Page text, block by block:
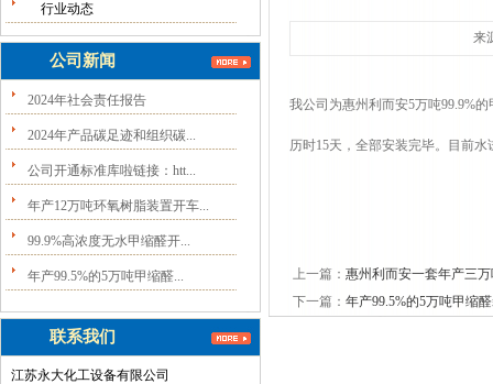
行业动态
公司新闻
2024年社会责任报告
2024年产品碳足迹和组织碳...
公司开通标准库啦链接：htt...
年产12万吨环氧树脂装置开车...
99.9%高浓度无水甲缩醛开...
年产99.5%的5万吨甲缩醛...
联系我们
江苏永大化工设备有限公司
来
我公司为惠州利而安5万吨99.9%
历时15天，全部安装完毕。目前
上一篇： 惠州利而安一套年产三
下一篇： 年产99.5%的5万吨甲缩